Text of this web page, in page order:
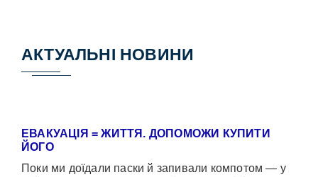
АКТУАЛЬНІ НОВИНИ
ЕВАКУАЦІЯ = ЖИТТЯ. ДОПОМОЖИ КУПИТИ
ЙОГО
Поки ми доїдали паски й запивали компотом — у